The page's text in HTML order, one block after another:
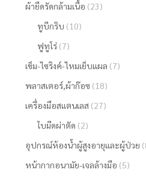
ผ้ายืดรัดกล้ามเนื้อ (23)
ทูบีกริบ (10)
ฟูทูโร่ (7)
เข็ม-ไซริงค์-ไหมเย็บแผล (7)
พลาสเตอร์,ผ้าก๊อซ (18)
เครื่องมือสแตนเลส (27)
ใบมีดผ่าตัด (2)
อุปกรณ์ห้องน้ำผู้สูงอายุและผู้ป่วย
หน้ากากอนามัย-เจลล้างมือ (5)